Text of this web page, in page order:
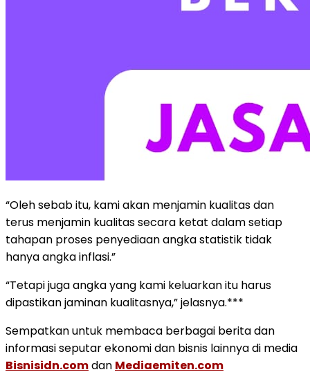
“Oleh sebab itu, kami akan menjamin kualitas dan
terus menjamin kualitas secara ketat dalam setiap
tahapan proses penyediaan angka statistik tidak
hanya angka inflasi.”
“Tetapi juga angka yang kami keluarkan itu harus
dipastikan jaminan kualitasnya,” jelasnya.***
Sempatkan untuk membaca berbagai berita dan
informasi seputar ekonomi dan bisnis lainnya di media
Bisnisidn.comdan Mediaemiten.com